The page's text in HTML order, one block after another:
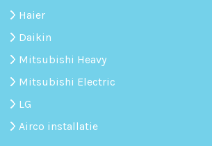
Haier
Daikin
Mitsubishi Heavy
Mitsubishi Electric
LG
Airco installatie